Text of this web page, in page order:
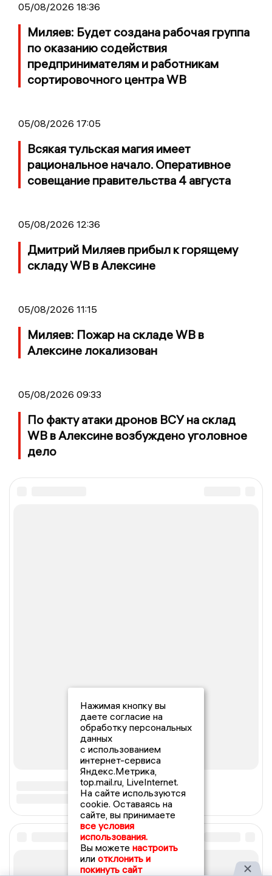
05/08/2026 18:36
Миляев: Будет создана рабочая группа
по оказанию содействия
предпринимателям и работникам
сортировочного центра WB
05/08/2026 17:05
Всякая тульская магия имеет
рациональное начало. Оперативное
совещание правительства 4 августа
05/08/2026 12:36
Дмитрий Миляев прибыл к горящему
складу WB в Алексине
05/08/2026 11:15
Миляев: Пожар на складе WB в
Алексине локализован
05/08/2026 09:33
По факту атаки дронов ВСУ на склад
WB в Алексине возбуждено уголовное
дело
Нажимая кнопку вы
даете согласие на
обработку персональных
данных
с использованием
интернет-сервиса
Яндекс.Метрика,
top.mail.ru, LiveInternet.
На сайте используются
cookie. Оставаясь на
сайте, вы принимаете
все условия
использования.
Вы можете настроить
или отклонить и
покинуть сайт